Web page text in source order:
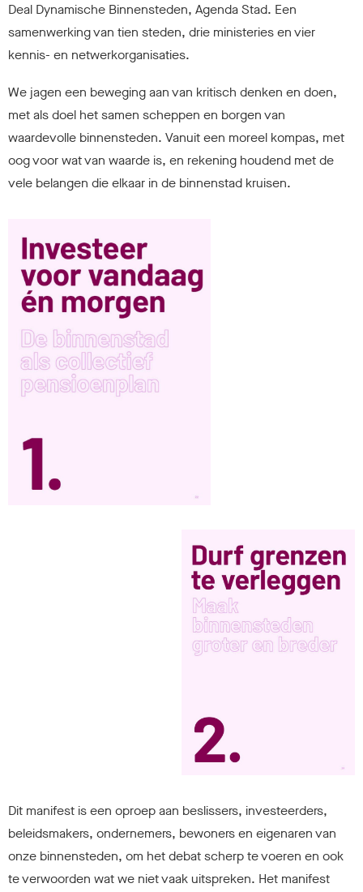
Deal Dynamische Binnensteden, Agenda Stad. Een
samenwerking van tien steden, drie ministeries en vier
kennis- en netwerkorganisaties.
We jagen een beweging aan van kritisch denken en doen,
met als doel het samen scheppen en borgen van
waardevolle binnensteden. Vanuit een moreel kompas, met
oog voor wat van waarde is, en rekening houdend met de
vele belangen die elkaar in de binnenstad kruisen.
Dit manifest is een oproep aan beslissers, investeerders,
beleidsmakers, ondernemers, bewoners en eigenaren van
onze binnensteden, om het debat scherp te voeren en ook
te verwoorden wat we niet vaak uitspreken. Het manifest